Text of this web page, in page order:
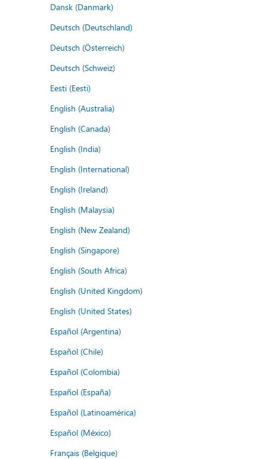
Dansk (Danmark)
Deutsch (Deutschland)
Deutsch (Österreich)
Deutsch (Schweiz)
Eesti (Eesti)
English (Australia)
English (Canada)
English (India)
English (International)
English (Ireland)
English (Malaysia)
English (New Zealand)
English (Singapore)
English (South Africa)
English (United Kingdom)
English (United States)
Español (Argentina)
Español (Chile)
Español (Colombia)
Español (España)
Español (Latinoamérica)
Español (México)
Français (Belgique)